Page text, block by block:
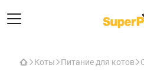
Коты Питание для котов